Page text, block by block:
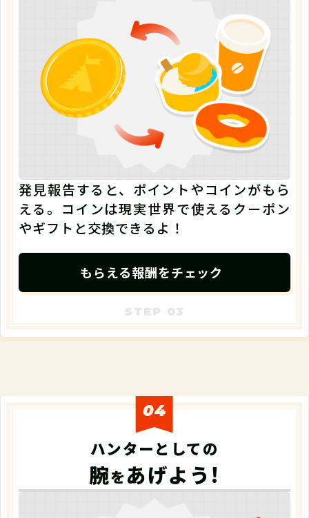
発見報告すると、ポイントやコインがもら
える。コインは現実世界で使えるクーポン
やギフトと交換できるよ！
もらえる報酬をチェック
04
ハンターとしての
腕をあげよう!